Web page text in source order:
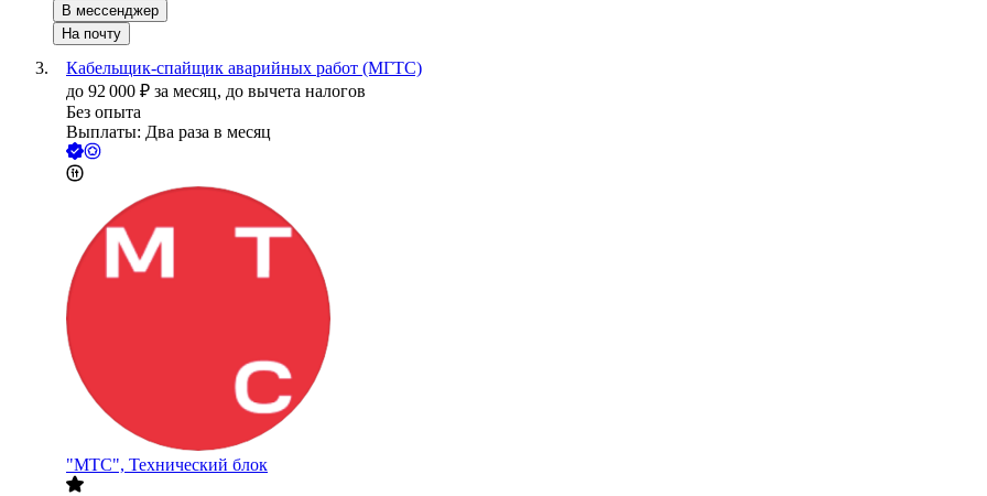
В мессенджер
На почту
Кабельщик-спайщик аварийных работ (МГТС)
до 92 000 ₽ за месяц, до вычета налогов
Без опыта
Выплаты: Два раза в месяц
"МТС", Технический блок